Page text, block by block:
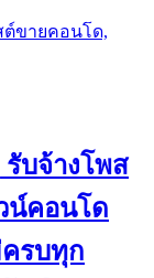
ต์ขายคอนโด,
รับจ้างโพส
น์คอนโด
รบทุก